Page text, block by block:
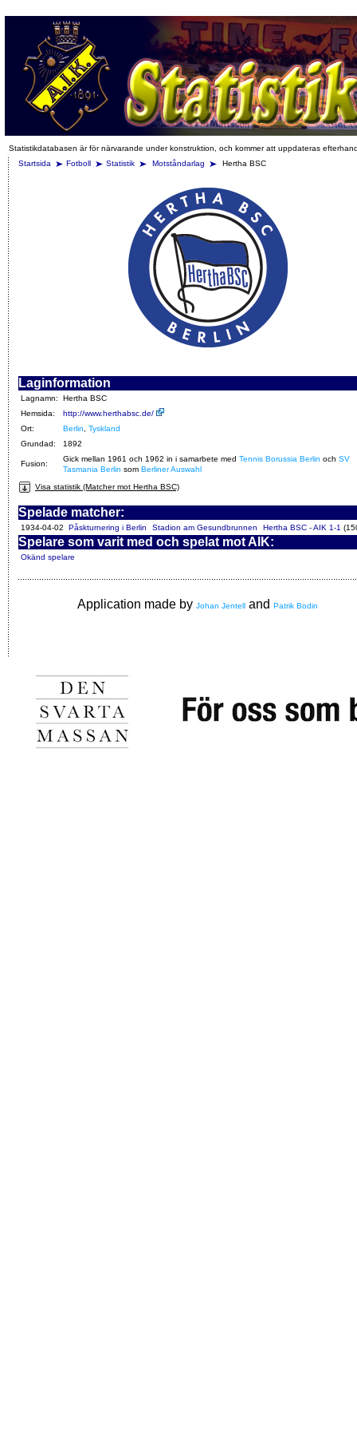
Statistikdatabasen är för närvarande under konstruktion, och kommer att uppdateras
Startsida
Fotboll Statistik Motståndarlag Hertha BSC
Laginformation
Lagnamn:
Hertha BSC
Hemsida:
http://www.herthabsc.de/
Ort:
Berlin
Tyskland
Grundad:
1892
Fusion:
Gick mellan 1961 och 1962 in i samarbete med Tennis Borussia Berlin och SV
Tasmania Berlin som Berliner Auswahl
Visa statistik (Matcher mot Hertha BSC)
Spelade matcher:
1934-04-02 Påskturnering i Berlin Stadion am Gesundbrunnen Hertha BSC - AIK 1-1
Spelare som varit med och spelat mot AIK:
Okänd spelare
Application made by Johan Jentell and Patrik Bodin